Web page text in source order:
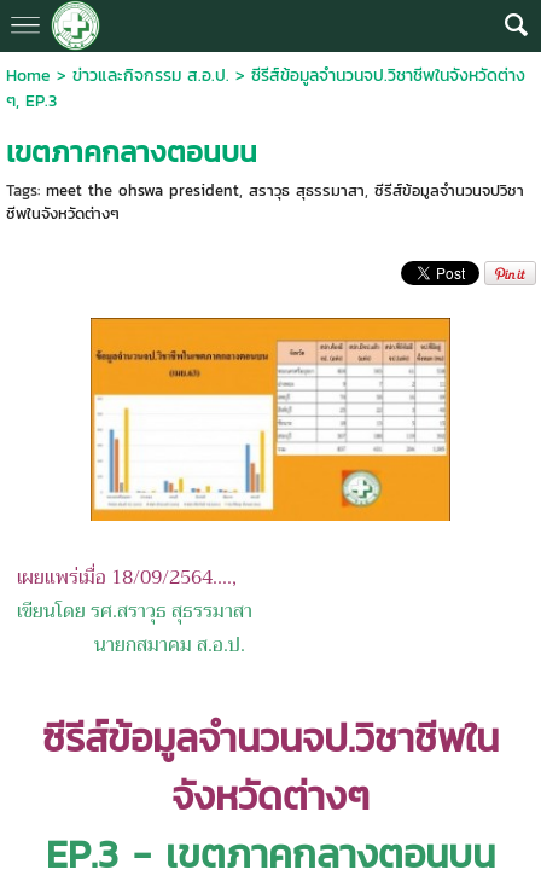
Home > ข่าวและกิจกรรม ส.อ.ป. > ซีรีส์ข้อมูลจำนวนจป.วิชาชีพในจังหวัดต่าง
ๆ, EP.3
เขตภาคกลางตอนบน
Tags: meet the ohswa president, สราวุธ สุธรรมาสา, ซีรีส์ข้อมูลจำนวนจปวิชา
ชีพในจังหวัดต่างๆ
เผยแพร่เมื่อ 18/09/2564....,
เขียนโดย รศ.สราวุธ สุธรรมาสา
นายกสมาคม ส.อ.ป.
ซีรีส์ข้อมูลจำนวนจป.วิชาชีพใน
จังหวัดต่างๆ
EP.3 - เขตภาคกลางตอนบน